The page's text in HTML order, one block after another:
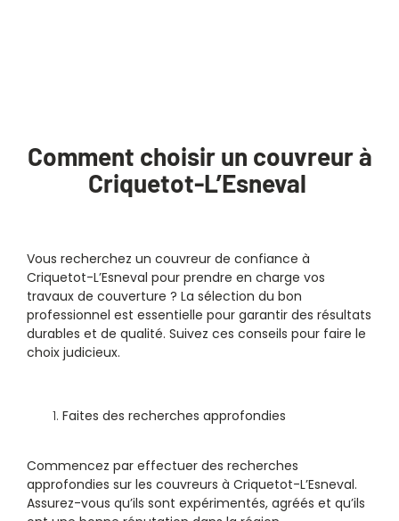
Comment choisir un couvreur à
Criquetot-L’Esneval
Vous recherchez un couvreur de confiance à
Criquetot-L’Esneval pour prendre en charge vos
travaux de couverture ? La sélection du bon
professionnel est essentielle pour garantir des résultats
durables et de qualité. Suivez ces conseils pour faire le
choix judicieux.
Faites des recherches approfondies
Commencez par effectuer des recherches
approfondies sur les couvreurs à Criquetot-L’Esneval.
Assurez-vous qu’ils sont expérimentés, agréés et qu’ils